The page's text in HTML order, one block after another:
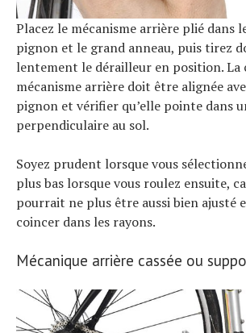
Placez le mécanisme arrière plié dans
pignon et le grand anneau, puis tirez
lentement le dérailleur en position. La
mécanisme arrière doit être alignée
pignon et vérifier qu’elle pointe dans
perpendiculaire au sol.
Soyez prudent lorsque vous
plus bas lorsque vous roulez ensuite,
pourrait ne plus être aussi bien ajusté
coincer dans les rayons.
Mécanique arrière cassée ou